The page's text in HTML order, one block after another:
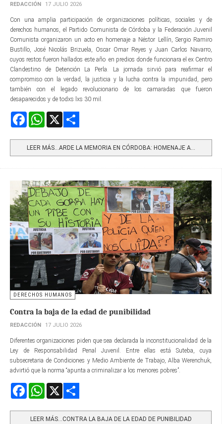
REDACCIÓN 17 JULIO 2026
Con una amplia participación de organizaciones políticas, sociales y de
derechos humanos, el Partido Comunista de Córdoba y la Federación Juvenil
Comunista organizaron un acto en homenaje a Néstor Lellín, Sergio Ramiro
Bustillo, José Nicolás Brizuela, Oscar Omar Reyes y Juan Carlos Navarro,
cuyos restos fueron hallados este año en predios donde funcionara el ex Centro
Clandestino de Detención La Perla. La jornada sirvió para reafirmar el
compromiso con la verdad, la justicia y la lucha contra la impunidad, pero
también con el legado revolucionario de los camaradas que fueron
desaparecidos y de todxs lxs 30 mil.
FacebookWhatsApp
LEER MÁS…ARDE LA MEMORIA EN CÓRDOBA: HOMENAJE A...
DERECHOS HUMANOS
Contra la baja de la edad de punibilidad
REDACCIÓN 17 JULIO 2026
Diferentes organizaciones piden que sea declarada la inconstitucionalidad de la
Ley de Responsabilidad Penal Juvenil. Entre ellas está Suteba, cuya
subsecretaria de Condiciones y Medio Ambiente de Trabajo, Alba Werenchuk,
advirtió que la norma “apunta a criminalizar a los menores pobres”.
FacebookWhatsApp
LEER MÁS…CONTRA LA BAJA DE LA EDAD DE PUNIBILIDAD